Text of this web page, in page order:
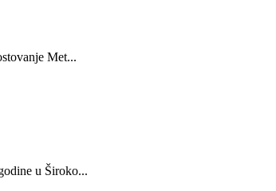
Met...
u Široko...